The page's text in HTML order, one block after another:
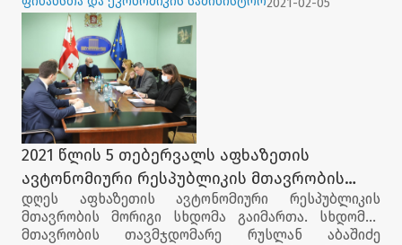
ინიციატივა განვითარებისა და თანადგომისთვის’’
მენეჯერი ნინო კიკნაძე, სსიპ აფხაზეთის ა/რ
სავაჭრო-სამრეწველო პალატის პრეზიდენტი ბატონი
გოგიტა თედორაძე და ვიცე-პრეზიდენტი ბატონი
დავით რაფავა ეწვივნენ აფხაზეთიდან დევნილ ინ.
მეწარმეს ია ხარჩილავას და გაეცნენ მის
საქმიანობას. დაათვალიერეს პროგრამის
ფარგლებში შეძენილი სამკერვალო ტექნიკა.
აფხაზეთის ა/რ სავაჭრო-სამრეწველო პალატა
წარმოადგენს ა(ა)იპ „საერთაშორისო ინიციატივა
განვითარებისა და თანადგომისათვის“
თანადამფუძნებელს. საარსებო წყაროებზე
ხელმისაწვდომობის პროგრამის, მცირე ბიზნესის
2021-02-05
2021 წლის 5 თებერვალს აფხაზეთის
ავტონომიური რესპუბლიკის მთავრობის
სხდომა გაიმართა
დღეს აფხაზეთის ავტონომიური რესპუბლიკის
მთავრობის მორიგი სხდომა გაიმართა. სხდომას
მთავრობის თავმჯდომარე რუსლან აბაშიძე